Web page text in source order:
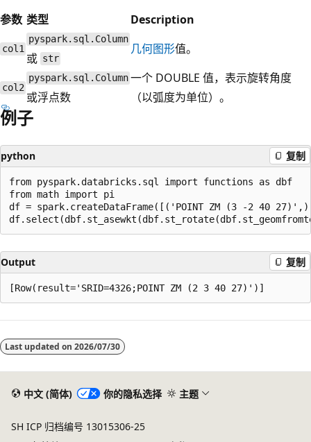
参数 类型 Description
col1
pyspark.sql.Column
或 str
几何图形值。
col2
pyspark.sql.Column
或浮点数
一个 DOUBLE 值，表示旋转角度
（以弧度为单位）。
例子
python 复制
from pyspark.databricks.sql import functions as dbf
from math import pi
df = spark.createDataFrame([('POINT ZM (3 -2 40
Output 复制
模
式
Last updated on 2026/07/30
中文 (简体) 你的隐私选择 主题
SH ICP 归档编号 13015306-25